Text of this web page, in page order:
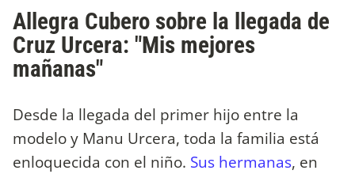
Allegra Cubero sobre la llegada de
Cruz Urcera: "Mis mejores
mañanas"
Desde la llegada del primer hijo entre la
modelo y Manu Urcera, toda la familia está
enloquecida con el niño. Sus hermanas, en